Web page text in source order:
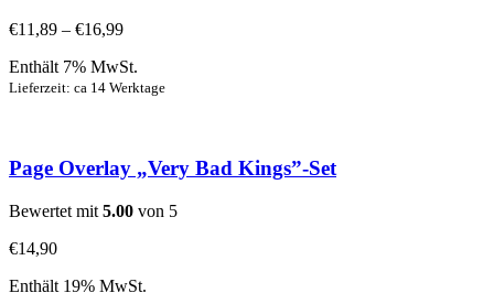
€11,89 – €16,99
Enthält 7% MwSt.
Lieferzeit: ca 14 Werktage
Page Overlay „Very Bad Kings”-Set
Bewertet mit 5.00 von 5
€14,90
Enthält 19% MwSt.